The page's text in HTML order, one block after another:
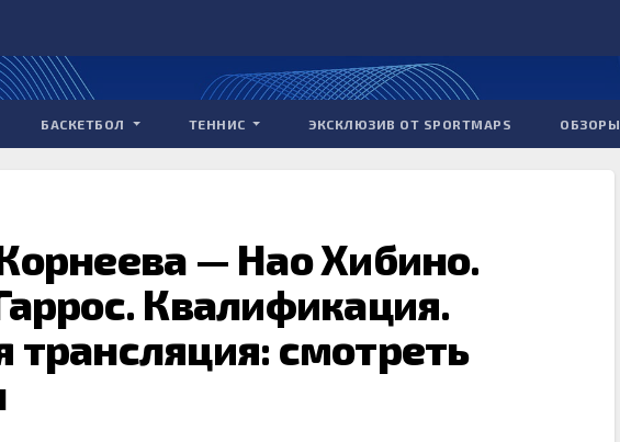
БАСКЕТБОЛ ТЕННИС ЭКСКЛЮЗИВ ОТ SPORTMAPS ОБЗОРЫ
— Нао Хибино.
Квалификация.
трансляция: смотреть